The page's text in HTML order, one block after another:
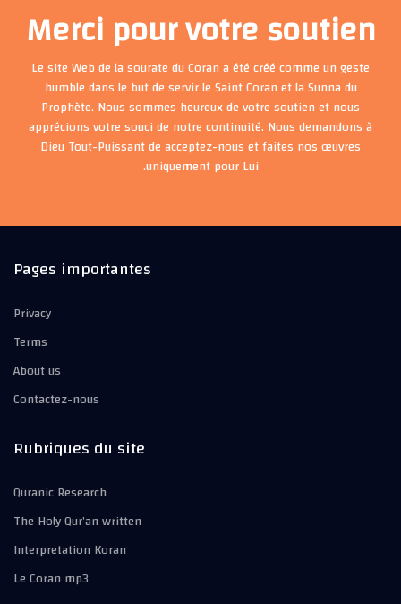
Merci pour votre soutien
Le site Web de la sourate du Coran a été créé comme un geste
humble dans le but de servir le Saint Coran et la Sunna du
Prophète. Nous sommes heureux de votre soutien et nous
apprécions votre souci de notre continuité. Nous demandons à
Dieu Tout-Puissant de acceptez-nous et faites nos œuvres
uniquement pour Lui.
Pages importantes
Privacy
Terms
About us
Contactez-nous
Rubriques du site
Quranic Research
The Holy Qur’an written
Interpretation Koran
Le Coran mp3